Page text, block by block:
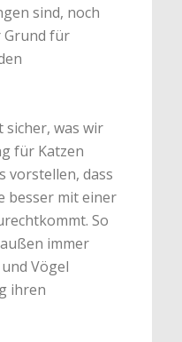
sind, noch
Grund für
sicher, was wir
für Katzen
vorstellen, dass
besser mit einer
So
immer
Vögel
ihren